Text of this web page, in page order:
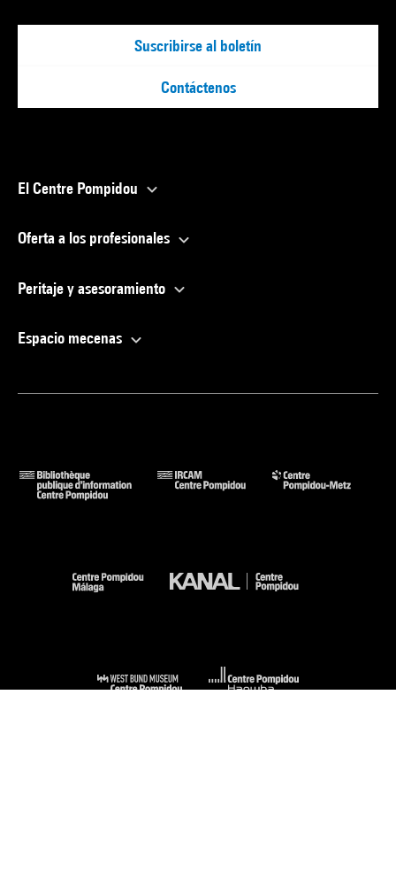
Suscribirse al boletín
Contáctenos
El Centre Pompidou
Oferta a los profesionales
Peritaje y asesoramiento
Espacio mecenas